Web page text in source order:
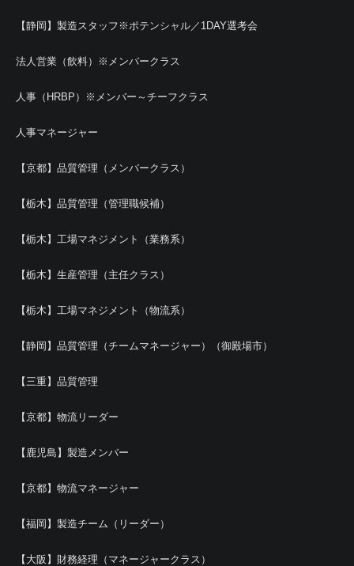
【静岡】製造スタッフ※ポテンシャル／1DAY選考会
法人営業（飲料）※メンバークラス
人事（HRBP）※メンバー～チーフクラス
人事マネージャー
【京都】品質管理（メンバークラス）
【栃木】品質管理（管理職候補）
【栃木】工場マネジメント（業務系）
【栃木】生産管理（主任クラス）
【栃木】工場マネジメント（物流系）
【静岡】品質管理（チームマネージャー）（御殿場市）
【三重】品質管理
【京都】物流リーダー
【鹿児島】製造メンバー
【京都】物流マネージャー
【福岡】製造チーム（リーダー）
【大阪】財務経理（マネージャークラス）